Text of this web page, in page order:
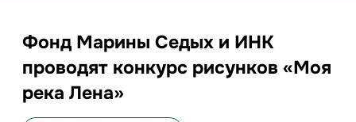
Фонд Марины Седых и ИНК
проводят конкурс рисунков «Моя
река Лена»